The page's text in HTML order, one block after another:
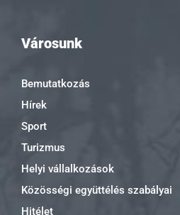
Városunk
Bemutatkozás
Hírek
Sport
Turizmus
Helyi vállalkozások
Közösségi együttélés szabályai
Hitélet